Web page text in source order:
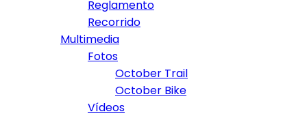
Reglamento
Recorrido
Multimedia
Fotos
October Trail
October Bike
Vídeos